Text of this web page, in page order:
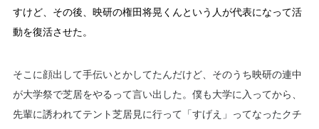
すけど、その後、映研の権田将晃くんという人が代表になって活
動を復活させた。
そこに顔出して手伝いとかしてたんだけど、そのうち映研の連中
が大学祭で芝居をやるって言い出した。僕も大学に入ってから、
先輩に誘われてテント芝居見に行って「すげえ」ってなったクチ